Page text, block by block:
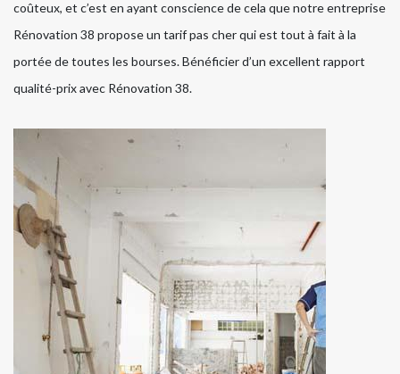
coûteux, et c’est en ayant conscience de cela que notre entreprise
Rénovation 38 propose un tarif pas cher qui est tout à fait à la
portée de toutes les bourses. Bénéficier d’un excellent rapport
qualité-prix avec Rénovation 38.